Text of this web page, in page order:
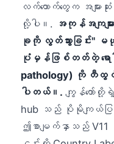
လက်ထောက်တွေက အမျ
လို့ပါ။.
အကုန်အကျမျ
ခုကို လွတ်သွားခြင်း"
ပုံမှန်ဖြစ်တတ်တဲ့ ရော
pathology) ကို တီထွင်
ပါတယ်။. ကျွန်တော်တို့ရဲ့
hub သည် ပိုမိုကျယ်ပြန့်
ဤစာမျက်နှာသည်